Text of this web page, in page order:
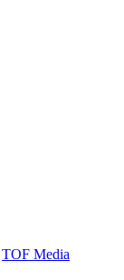
TOF Media